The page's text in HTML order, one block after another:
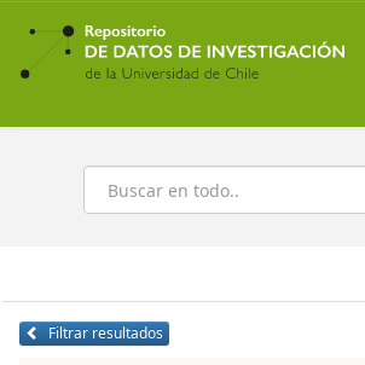
Ir
contenido
principal
Buscar
Filtrar resultados